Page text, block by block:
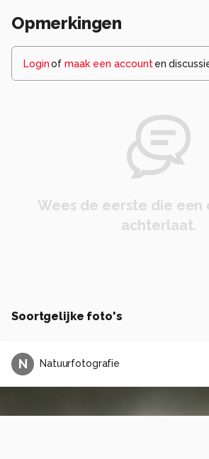
Opmerkingen
Loginof maak een account en
Wees de eerste die een
achterlaat.
Soortgelijke foto's
N Natuurfotografie